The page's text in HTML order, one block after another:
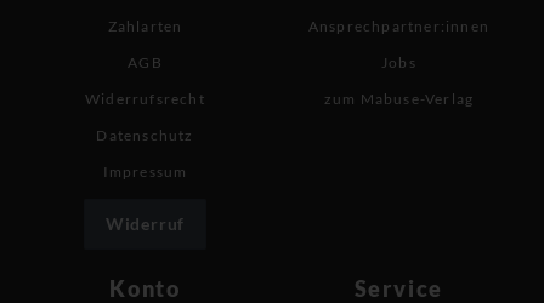
Zahlarten
AGB
Widerrufsrecht
Datenschutz
Impressum
Widerruf
Ansprechpartner:innen
Jobs
zum Mabuse-Verlag
Konto Service